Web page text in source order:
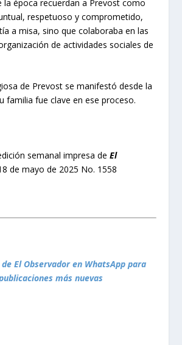
la época recuerdan a Prevost como
respetuoso y comprometido,
a misa, sino que colaboraba en las
de actividades sociales de
de Prevost se manifestó desde la
familia fue clave en ese proceso.
semanal impresa deEl
de mayo de 2025 No. 1558
El Observador en WhatsApp para
más nuevas